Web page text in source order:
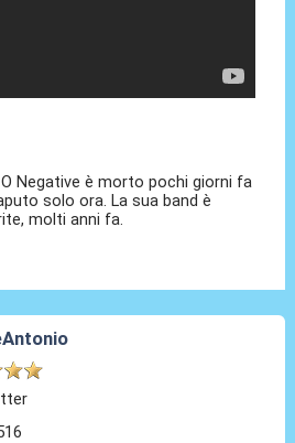
Negative è morto pochi giorni fa
solo ora. La sua band è
molti anni fa.